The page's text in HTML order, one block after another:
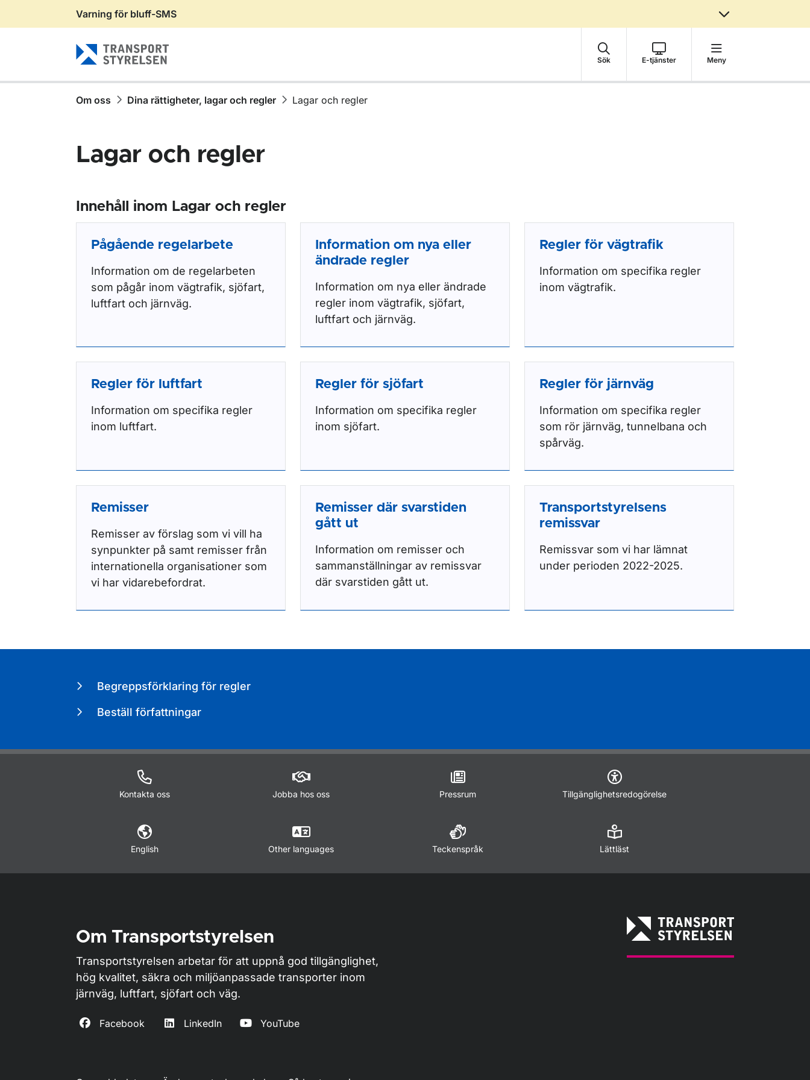
Gå till sidans innehåll
Varning för bluff-SMS
Sök E-tjänster Meny
Om oss Dina rättigheter, lagar och regler Lagar och regler
Lagar och regler
Innehåll inom Lagar och regler
Pågående regelarbete
Information om de regelarbeten
som pågår inom vägtrafik, sjöfart,
luftfart och järnväg.
Information om nya eller
ändrade regler
Information om nya eller ändrade
regler inom vägtrafik, sjöfart,
luftfart och järnväg.
Regler för vägtrafik
Information om specifika regler
inom vägtrafik.
Regler för luftfart
Information om specifika regler
inom luftfart.
Regler för sjöfart
Information om specifika regler
inom sjöfart.
Regler för järnväg
Information om specifika regler
som rör järnväg, tunnelbana och
spårväg.
Remisser
Remisser av förslag som vi vill ha
synpunkter på samt remisser från
internationella organisationer som
vi har vidarebefordrat.
Remisser där svarstiden
gått ut
Information om remisser och
sammanställningar av remissvar
där svarstiden gått ut.
Transportstyrelsens
remissvar
Remissvar som vi har lämnat
under perioden 2022-2025.
Begreppsförklaring för regler
Beställ författningar
Kontakta oss Jobba hos oss Pressrum Tillgänglighetsredogörelse
English Other languages Teckenspråk Lättläst
Om Transportstyrelsen
Transportstyrelsen arbetar för att uppnå god tillgänglighet,
hög kvalitet, säkra och miljöanpassade transporter inom
järnväg, luftfart, sjöfart och väg.
Facebook LinkedIn YouTube